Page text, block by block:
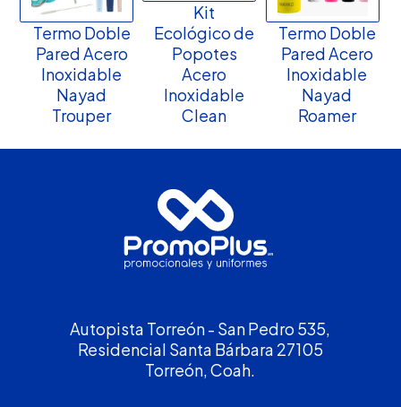
Termo Doble
Pared Acero
Inoxidable
Nayad
Trouper
Kit
Ecológico de
Popotes
Acero
Inoxidable
Clean
Termo Doble
Pared Acero
Inoxidable
Nayad
Roamer
Autopista Torreón - San Pedro 535,
Residencial Santa Bárbara 27105
Torreón, Coah.